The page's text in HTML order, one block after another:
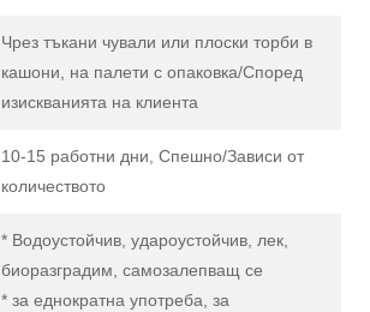
Чрез тъкани чували или плоски торби в
кашони, на палети с опаковка/Според
изискванията на клиента
10-15 работни дни, Спешно/Зависи от
количеството
* Водоустойчив, удароустойчив, лек,
биоразградим, самозалепващ се
* за еднократна употреба, за